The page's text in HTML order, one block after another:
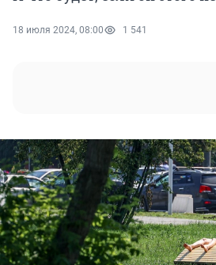
18 июля 2024, 08:00 1 541